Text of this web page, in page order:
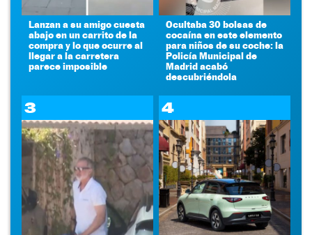
Lanzan a su amigo cuesta
abajo en un carrito de la
compra y lo que ocurre al
llegar a la carretera
parece imposible
Ocultaba 30 bolsas de
cocaína en este elemento
para niños de su coche: la
Policía Municipal de
Madrid acabó
descubriéndola
3 4